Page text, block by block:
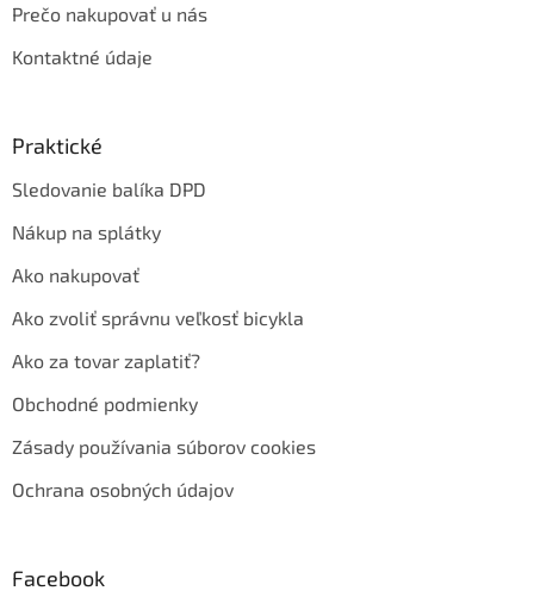
Prečo nakupovať u nás
Kontaktné údaje
Praktické
Sledovanie balíka DPD
Nákup na splátky
Ako nakupovať
Ako zvoliť správnu veľkosť bicykla
Ako za tovar zaplatiť?
Obchodné podmienky
Zásady používania súborov cookies
Ochrana osobných údajov
Facebook